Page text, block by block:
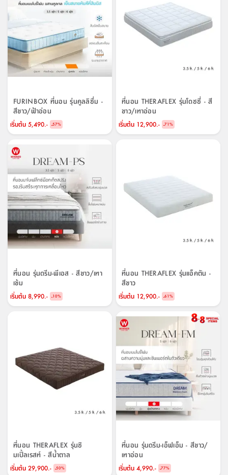
FURINBOX ที่นอน รุ่นคูลลิซึ่ม -
สีขาว/ฟ้าอ่อน
เริ่มต้น 5,490.- -57%
ที่นอน THERAFLEX รุ่นโดซซี่ - สี
ขาว/เทาอ่อน
เริ่มต้น 12,900.- -71%
ที่นอน รุ่นดรีม-พีเอส - สีขาว/เทา
เข้ม
เริ่มต้น 8,990.- -10%
ที่นอน THERAFLEX รุ่นแอ็คตัน -
สีขาว
เริ่มต้น 12,900.- -61%
ที่นอน THERAFLEX รุ่นซิ
มเปิ้ลเรสท์ - สีน้ำตาล
เริ่มต้น 29,900.- -50%
ที่นอน รุ่นดรีม-เอ็ฟเอ็ม - สีขาว/
เทาอ่อน
เริ่มต้น 4,990.- -77%